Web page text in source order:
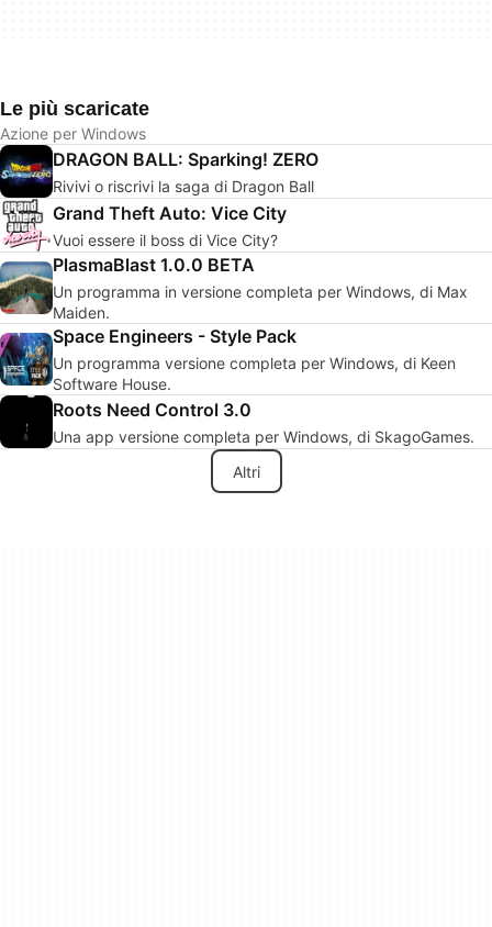
Le più scaricate
Azione per Windows
DRAGON BALL: Sparking! ZERO
Rivivi o riscrivi la saga di Dragon Ball
Grand Theft Auto: Vice City
Vuoi essere il boss di Vice City?
PlasmaBlast 1.0.0 BETA
Un programma in versione completa per Windows, di Max
Maiden.
Space Engineers - Style Pack
Un programma versione completa per Windows, di Keen
Software House.
Roots Need Control 3.0
Una app versione completa per Windows, di SkagoGames.
Altri